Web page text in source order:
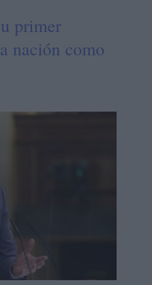
primer
nación como